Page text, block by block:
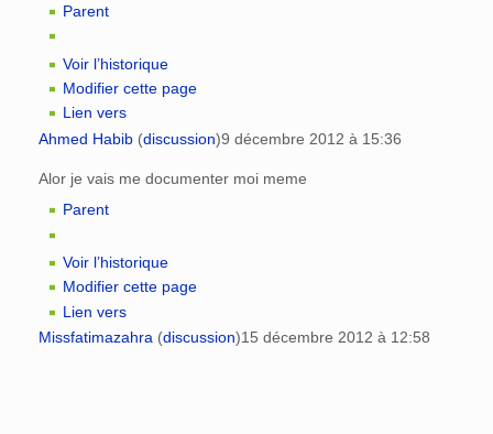
Parent
Voir l’historique
Modifier cette page
Lien vers
Ahmed Habib (discussion)9 décembre 2012 à 15:36
Alor je vais me documenter moi meme
Parent
Voir l’historique
Modifier cette page
Lien vers
Missfatimazahra (discussion)15 décembre 2012 à 12:58